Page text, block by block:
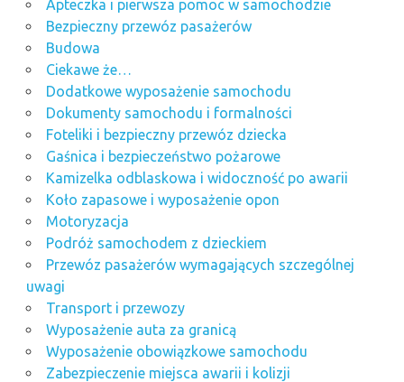
Apteczka i pierwsza pomoc w samochodzie
Bezpieczny przewóz pasażerów
Budowa
Ciekawe że…
Dodatkowe wyposażenie samochodu
Dokumenty samochodu i formalności
Foteliki i bezpieczny przewóz dziecka
Gaśnica i bezpieczeństwo pożarowe
Kamizelka odblaskowa i widoczność po awarii
Koło zapasowe i wyposażenie opon
Motoryzacja
Podróż samochodem z dzieckiem
Przewóz pasażerów wymagających szczególnej
uwagi
Transport i przewozy
Wyposażenie auta za granicą
Wyposażenie obowiązkowe samochodu
Zabezpieczenie miejsca awarii i kolizji